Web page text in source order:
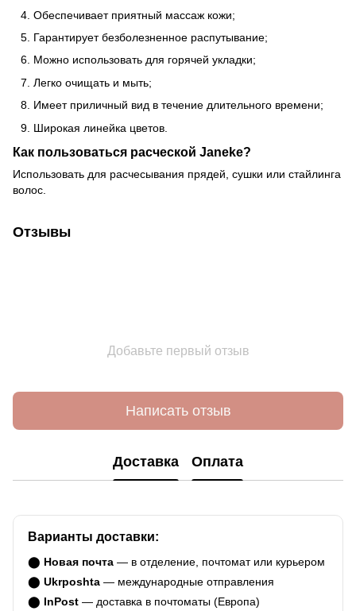
Обеспечивает приятный массаж кожи;
Гарантирует безболезненное распутывание;
Можно использовать для горячей укладки;
Легко очищать и мыть;
Имеет приличный вид в течение длительного времени;
Широкая линейка цветов.
Как пользоваться расческой Janeke?
Использовать для расчесывания прядей, сушки или стайлинга
волос.
Отзывы
Добавьте первый отзыв
Написать отзыв
Доставка Оплата
Варианты доставки:
⬤ Новая почта — в отделение, почтомат или курьером
⬤ Ukrposhta — международные отправления
⬤ InPost — доставка в почтоматы (Европа)